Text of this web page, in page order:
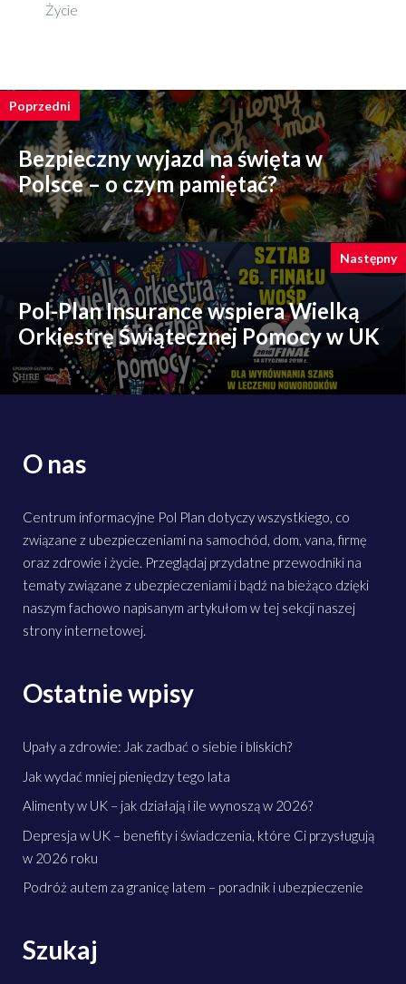
Życie
Poprzedni
Bezpieczny wyjazd na święta w
Polsce – o czym pamiętać?
Następny
Pol-Plan Insurance wspiera Wielką
Orkiestrę Świątecznej Pomocy w UK
O nas
Centrum informacyjne Pol Plan dotyczy wszystkiego, co
związane z ubezpieczeniami na samochód, dom, vana, firmę
oraz zdrowie i życie. Przeglądaj przydatne przewodniki na
tematy związane z ubezpieczeniami i bądź na bieżąco dzięki
naszym fachowo napisanym artykułom w tej sekcji naszej
strony internetowej.
Ostatnie wpisy
Upały a zdrowie: Jak zadbać o siebie i bliskich?
Jak wydać mniej pieniędzy tego lata
Alimenty w UK – jak działają i ile wynoszą w 2026?
Depresja w UK – benefity i świadczenia, które Ci przysługują
w 2026 roku
Podróż autem za granicę latem – poradnik i ubezpieczenie
Szukaj